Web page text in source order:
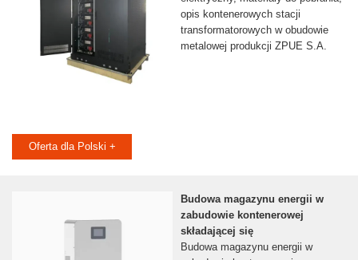
opis kontenerowych stacji
transformatorowych w obudowie
metalowej produkcji ZPUE S.A.
Oferta dla Polski +
Budowa magazynu energii w
zabudowie kontenerowej
składającej się
Budowa magazynu energii w